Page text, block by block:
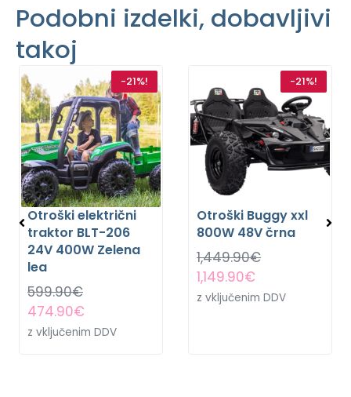
Podobni izdelki, dobavljivi
takoj
-21%!
Otroški električni
traktor BLT-206
24V 400W Zelena
lea
599.90€
474.90€
z vključenim DDV
-21%!
Otroški Buggy xxl
800W 48V črna
1,449.90€
1,149.90€
z vključenim DDV